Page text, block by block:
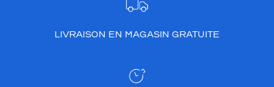
LIVRAISON EN MAGASIN GRATUITE